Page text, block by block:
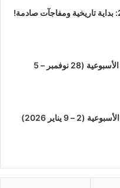
نشرة أخبار المانجا الأسبوعية (28 نوفمبر – 5
– 9 يناير 2026)